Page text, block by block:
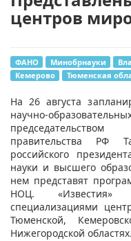
центров
ФАНО Минобрнауки
Кемерово
Тюменская
На 26 августа
научно-
правительства РФ
российского
науки и высшего
нем представят
НОЦ. «Известия»
специализациями
Тюменской,
Нижегородской областях.